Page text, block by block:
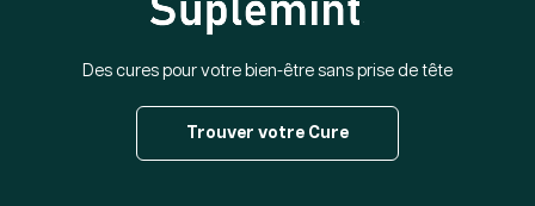
Des cures pour votre bien-être sans prise de tête
Trouver votre Cure